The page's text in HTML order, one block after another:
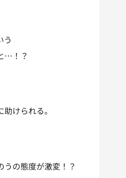
う
…！？
けられる。
の態度が激変！？